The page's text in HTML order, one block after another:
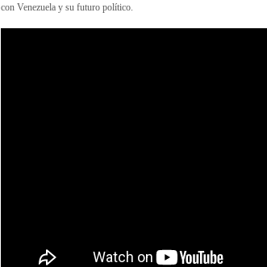
con Venezuela y su futuro político.